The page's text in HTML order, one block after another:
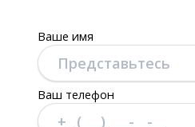
Ваше имя
Ваш телефон